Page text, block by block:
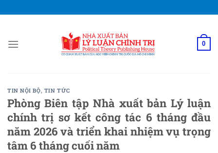
qua
dung
0
TIN NỘI BỘ, TIN TỨC
Phòng Biên tập Nhà xuất bản Lý luận
chính trị sơ kết công tác 6 tháng đầu
năm 2026 và triển khai nhiệm vụ trọng
tâm 6 tháng cuối năm